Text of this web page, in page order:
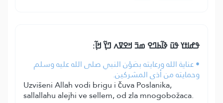
ߟߝߊߙߌ ߟߎ߫ ߢߊ߬ߕߣߐ ߘߏ߫ ߞߐߜߍ ߣߌ߲߬ ߞߊ߲߬:
• عناية الله ورعايته بصَوْن النبي صلى الله عليه وسلم
وحمايته من أذى المشركين.
Uzvišeni Allah vodi brigu i čuva Poslanika,
sallallahu alejhi ve sellem, od zla mnogobožaca.